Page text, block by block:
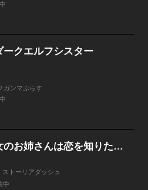
ークエルフシスター
ガンマぷらす
魔法少女のお姉さんは恋を知りたい 【連載版】
トーリアダッシュ
中